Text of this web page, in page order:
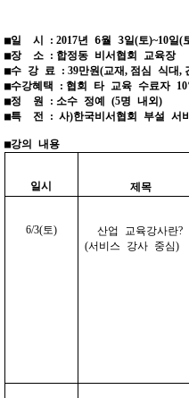
■일 시 : 2017년 6월 3일(토)~10일(
■장 소 : 합정동 비서협회 교육장
■수 강 료 : 39만원(교재, 점심 식대,
■수강혜택 : 협회 타 교육 수료자
■정 원 : 소수 정예 (5명 내외 )
■특 전 : 사)한국비서협회 부설 서
■강의 내용
일시 제목
6/3(토) 산업 교육강사란?
(서비스 강사 중심